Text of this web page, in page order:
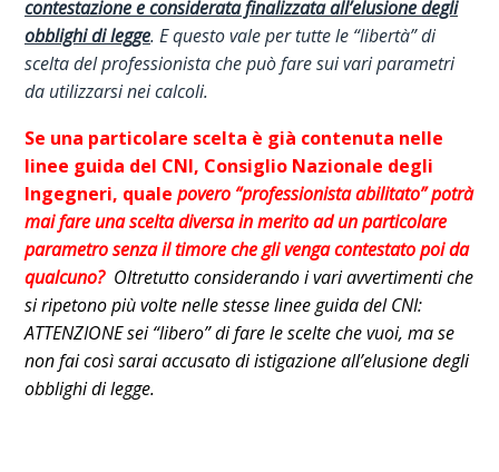
contestazione e considerata finalizzata all’elusione degli
obblighi di legge. E questo vale per tutte le “libertà” di
scelta del professionista che può fare sui vari parametri
da utilizzarsi nei calcoli.
Se una particolare scelta è già contenuta nelle
linee guida del CNI, Consiglio Nazionale degli
Ingegneri, quale povero “professionista abilitato” potrà
mai fare una scelta diversa in merito ad un particolare
parametro senza il timore che gli venga contestato poi da
qualcuno? Oltretutto considerando i vari avvertimenti che
si ripetono più volte nelle stesse linee guida del CNI:
ATTENZIONE sei “libero” di fare le scelte che vuoi, ma se
non fai così sarai accusato di istigazione all’elusione degli
obblighi di legge.